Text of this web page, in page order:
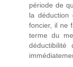
période de
la
foncier, il ne
terme du